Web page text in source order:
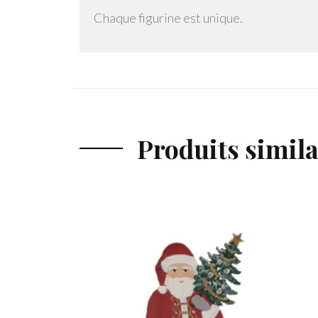
Chaque figurine est unique.
Produits